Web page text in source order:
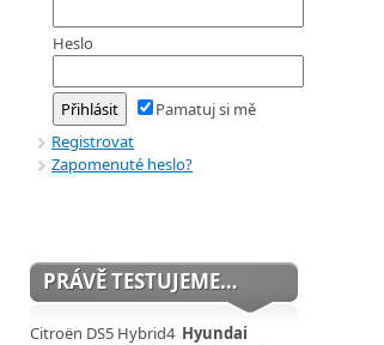
Heslo
Pamatuj si mě
Registrovat
Zapomenuté heslo?
PRÁVĚ TESTUJEME…
Citroën DS5 Hybrid4 Hyundai